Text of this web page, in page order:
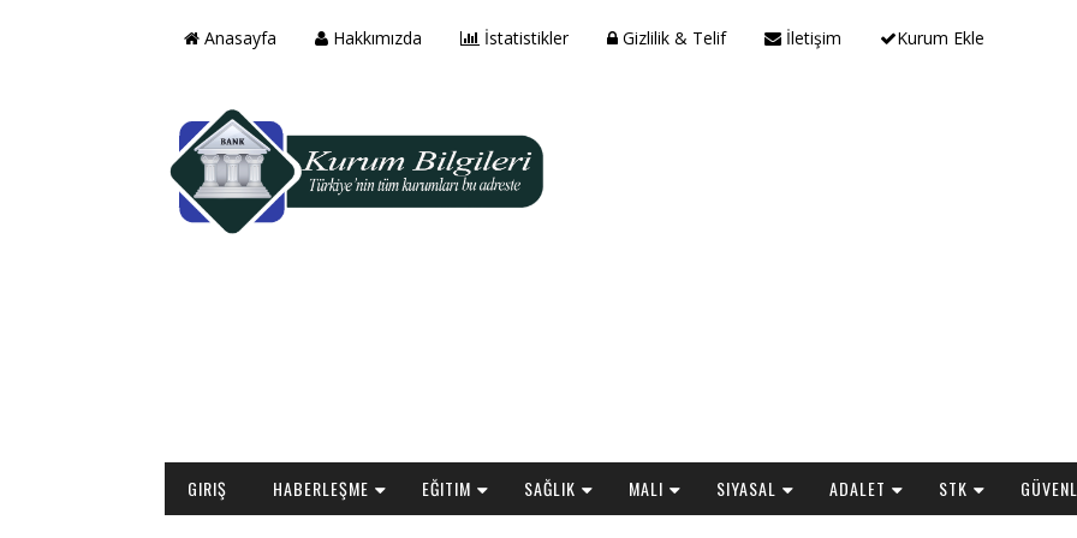
Anasayfa Hakkımızda İstatistikler Gizlilik & Telif İletişim Kurum Ekle
GIRIŞ HABERLEŞME EĞITIM SAĞLIK MALI SIYASAL ADALET STK